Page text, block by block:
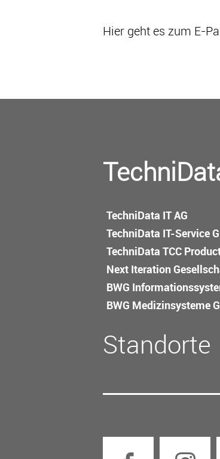
Hier geht es zum E-
TechniData IT AG
TechniData IT-Service
TechniData TCC
Next Iteration
BWG
BWG Medizin­systeme
Standorte